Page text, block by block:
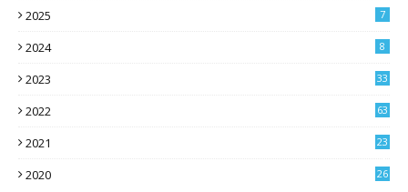
2025 7
2024 8
2023 33
2022 63
2021
23
2020
26